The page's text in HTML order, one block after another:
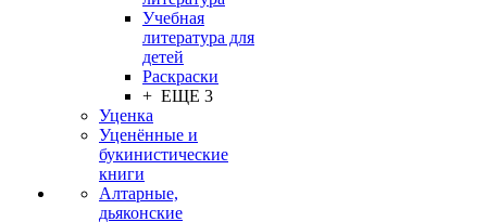
Учебная
литература для
детей
Раскраски
+ ЕЩЕ 3
Уценка
Уценённые и
букинистические
книги
Алтарные,
дьяконские